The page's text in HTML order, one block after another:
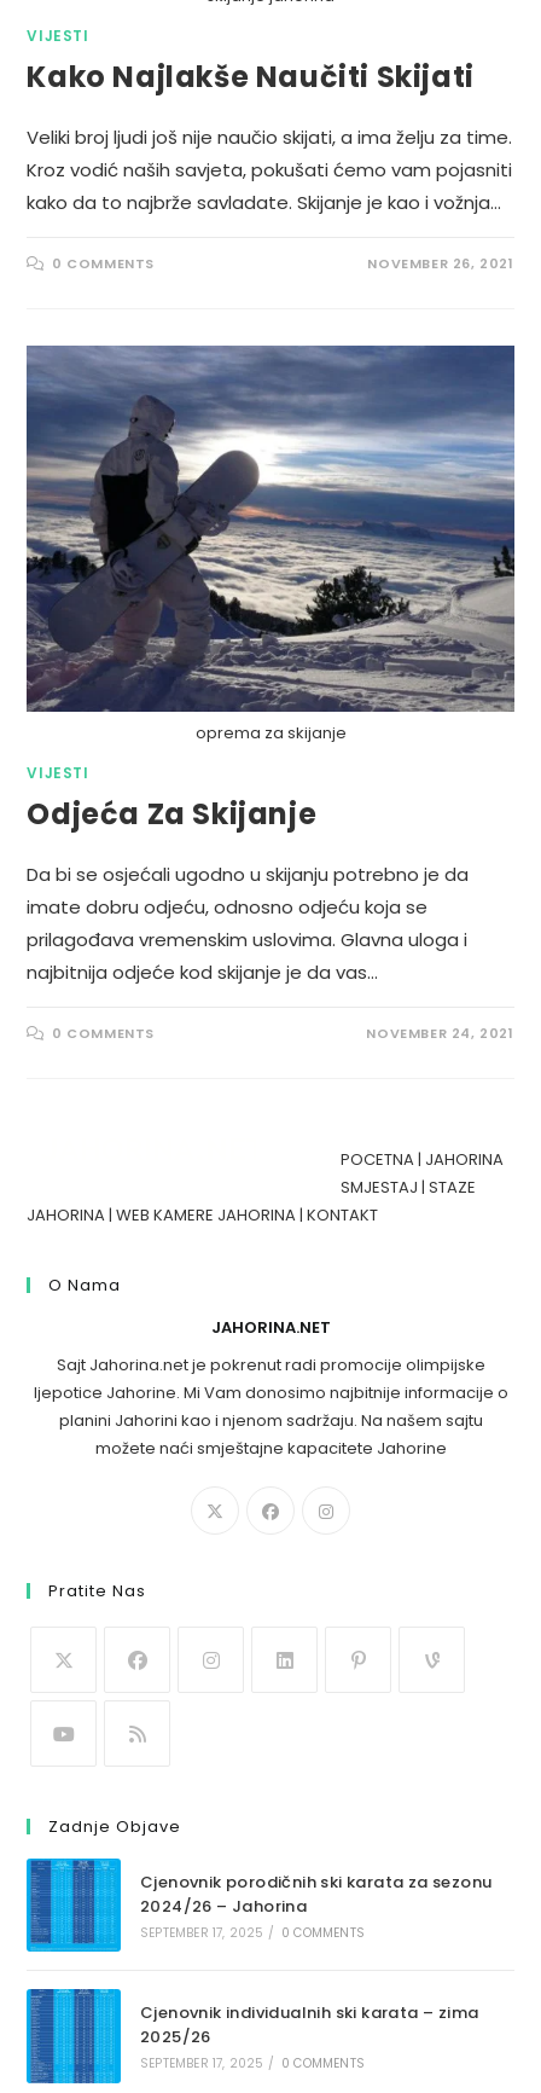
VIJESTI
Kako Najlakše Naučiti Skijati
Veliki broj ljudi još nije naučio skijati, a ima želju za time.
Kroz vodić naših savjeta, pokušati ćemo vam pojasniti
kako da to najbrže savladate. Skijanje je kao i vožnja…
0 COMMENTS NOVEMBER 26, 2021
oprema za skijanje
VIJESTI
Odjeća Za Skijanje
Da bi se osjećali ugodno u skijanju potrebno je da
imate dobru odjeću, odnosno odjeću koja se
prilagođava vremenskim uslovima. Glavna uloga i
najbitnija odjeće kod skijanje je da vas…
0 COMMENTS NOVEMBER 24, 2021
POCETNA| JAHORINA
SMJESTAJ |STAZE
JAHORINA|WEB KAMERE JAHORINA|KONTAKT
O Nama
JAHORINA.NET
Sajt Jahorina.net je pokrenut radi promocije olimpijske
ljepotice Jahorine. Mi Vam donosimo najbitnije informacije o
planini Jahorini kao i njenom sadržaju. Na našem sajtu
možete naći smještajne kapacitete Jahorine
Pratite Nas
Zadnje Objave
Cjenovnik porodičnih ski karata za sezonu
2024/26 – Jahorina
SEPTEMBER 17, 2025 / 0 COMMENTS
Cjenovnik individualnih ski karata – zima
2025/26
SEPTEMBER 17, 2025 / 0 COMMENTS